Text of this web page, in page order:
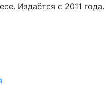
Издаётся с 2011 года.